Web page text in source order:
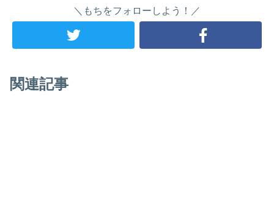
＼もちをフォローしよう！／
関連記事